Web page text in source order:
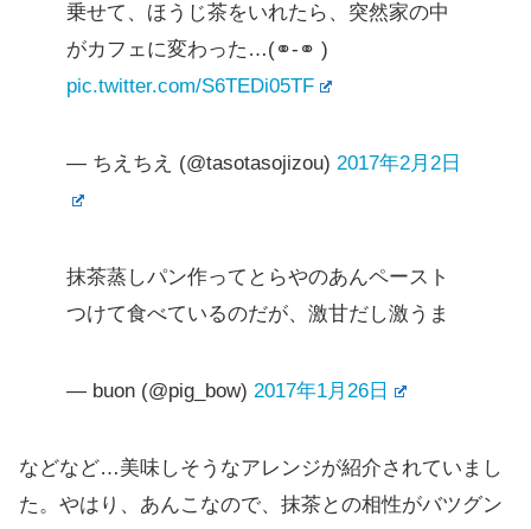
乗せて、ほうじ茶をいれたら、突然家の中
がカフェに変わった…(⚭-⚭ )
pic.twitter.com/S6TEDi05TF
— ちえちえ (@tasotasojizou) 2017年2月2日
抹茶蒸しパン作ってとらやのあんペースト
つけて食べているのだが、激甘だし激うま
— buon (@pig_bow) 2017年1月26日
などなど…美味しそうなアレンジが紹介されていまし
た。やはり、あんこなので、抹茶との相性がバツグン